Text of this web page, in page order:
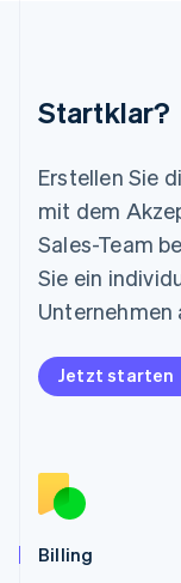
Startklar?
Erstellen Sie
mit dem
Sales-Team
Sie ein
Jetzt starten
Billing
Mexiko
English
Niederlande
Nederlands
Norwegen
English
Österreich
Polen
English
Portugal
Schweden
Svenska
Schweiz
Deutsch